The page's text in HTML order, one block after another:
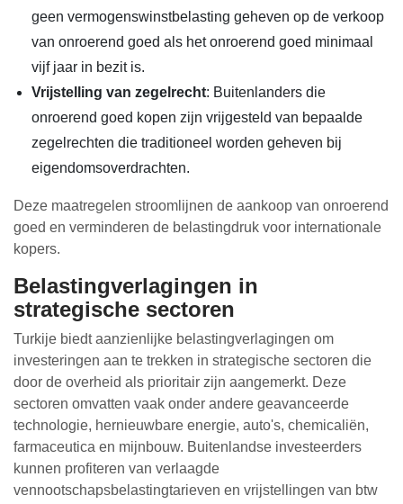
geen vermogenswinstbelasting geheven op de verkoop
van onroerend goed als het onroerend goed minimaal
vijf jaar in bezit is.
Vrijstelling van zegelrecht: Buitenlanders die
onroerend goed kopen zijn vrijgesteld van bepaalde
zegelrechten die traditioneel worden geheven bij
eigendomsoverdrachten.
Deze maatregelen stroomlijnen de aankoop van onroerend
goed en verminderen de belastingdruk voor internationale
kopers.
Belastingverlagingen in
strategische sectoren
Turkije biedt aanzienlijke belastingverlagingen om
investeringen aan te trekken in strategische sectoren die
door de overheid als prioritair zijn aangemerkt. Deze
sectoren omvatten vaak onder andere geavanceerde
technologie, hernieuwbare energie, auto's, chemicaliën,
farmaceutica en mijnbouw. Buitenlandse investeerders
kunnen profiteren van verlaagde
vennootschapsbelastingtarieven en vrijstellingen van btw